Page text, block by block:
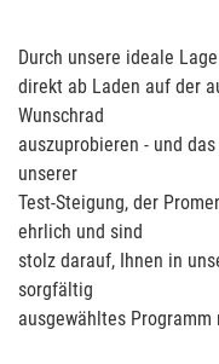
Durch unsere ideale
direkt ab Laden auf der
Wunschrad
auszuprobieren - und
unserer
Test-Steigung, der
ehrlich und sind
stolz darauf, Ihnen in
sorgfältig
ausgewähltes